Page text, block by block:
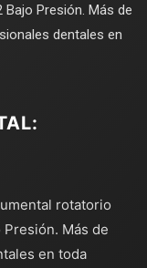
Presión. Más de
dentales en
rotatorio
Más de
en toda